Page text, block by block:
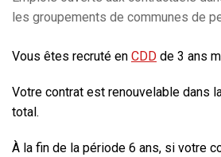
les groupements de communes de
Vous êtes recruté en CDD de 3 ans
Votre contrat est renouvelable dans
total .
À la fin de la période 6 ans, si votre